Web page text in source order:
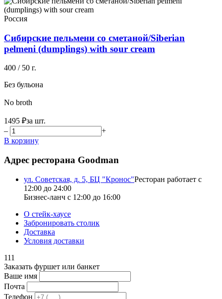
Россия
Сибирские пельмени со сметаной/Siberian
pelmeni (dumplings) with sour cream
400 / 50 г.
Без бульона
No broth
1495 ₽за шт.
–
+
В корзину
Адрес ресторана Goodman
ул. Советская, д. 5, БЦ "Кронос"Ресторан работает с
12:00 до 24:00
Бизнес-ланч с 12:00 до 16:00
О стейк-хаусе
Забронировать столик
Доставка
Условия доставки
111
Заказать фуршет или банкет
Ваше имя
Почта
Телефон